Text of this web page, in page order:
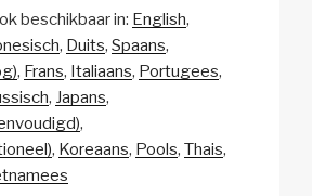
c
e
b
o
o
at
s
A
p
p
a
p
h
n
beschikbaar in: English
Duits Spaans
Frans Italiaans Portugees
Japans
Koreaans Pools Thais